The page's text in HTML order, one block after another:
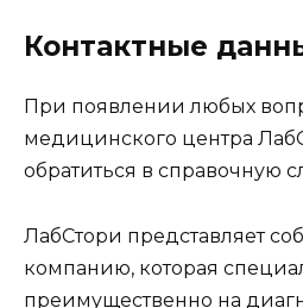
Контактные
При появлении любых
медицинского центра
обратиться в справочную
ЛабСтори представляет
компанию, которая
преимущественно на